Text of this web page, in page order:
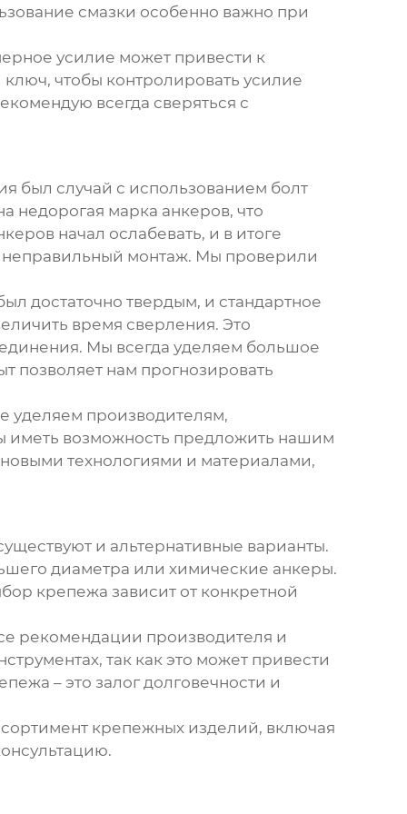
смазки особенно важно при
усилие может привести к
чтобы контролировать усилие
всегда сверяться с
был случай с использованием болт
недорогая марка анкеров, что
начал ослабевать, и в итоге
неправильный монтаж. Мы проверили
достаточно твердым, и стандартное
время сверления. Это
Мы всегда уделяем большое
позволяет нам прогнозировать
уделяем производителям,
иметь возможность предложить нашим
технологиями и материалами,
и альтернативные варианты.
диаметра или химические анкеры.
крепежа зависит от конкретной
рекомендации производителя и
так как это может привести
– это залог долговечности и
крепежных изделий, включая